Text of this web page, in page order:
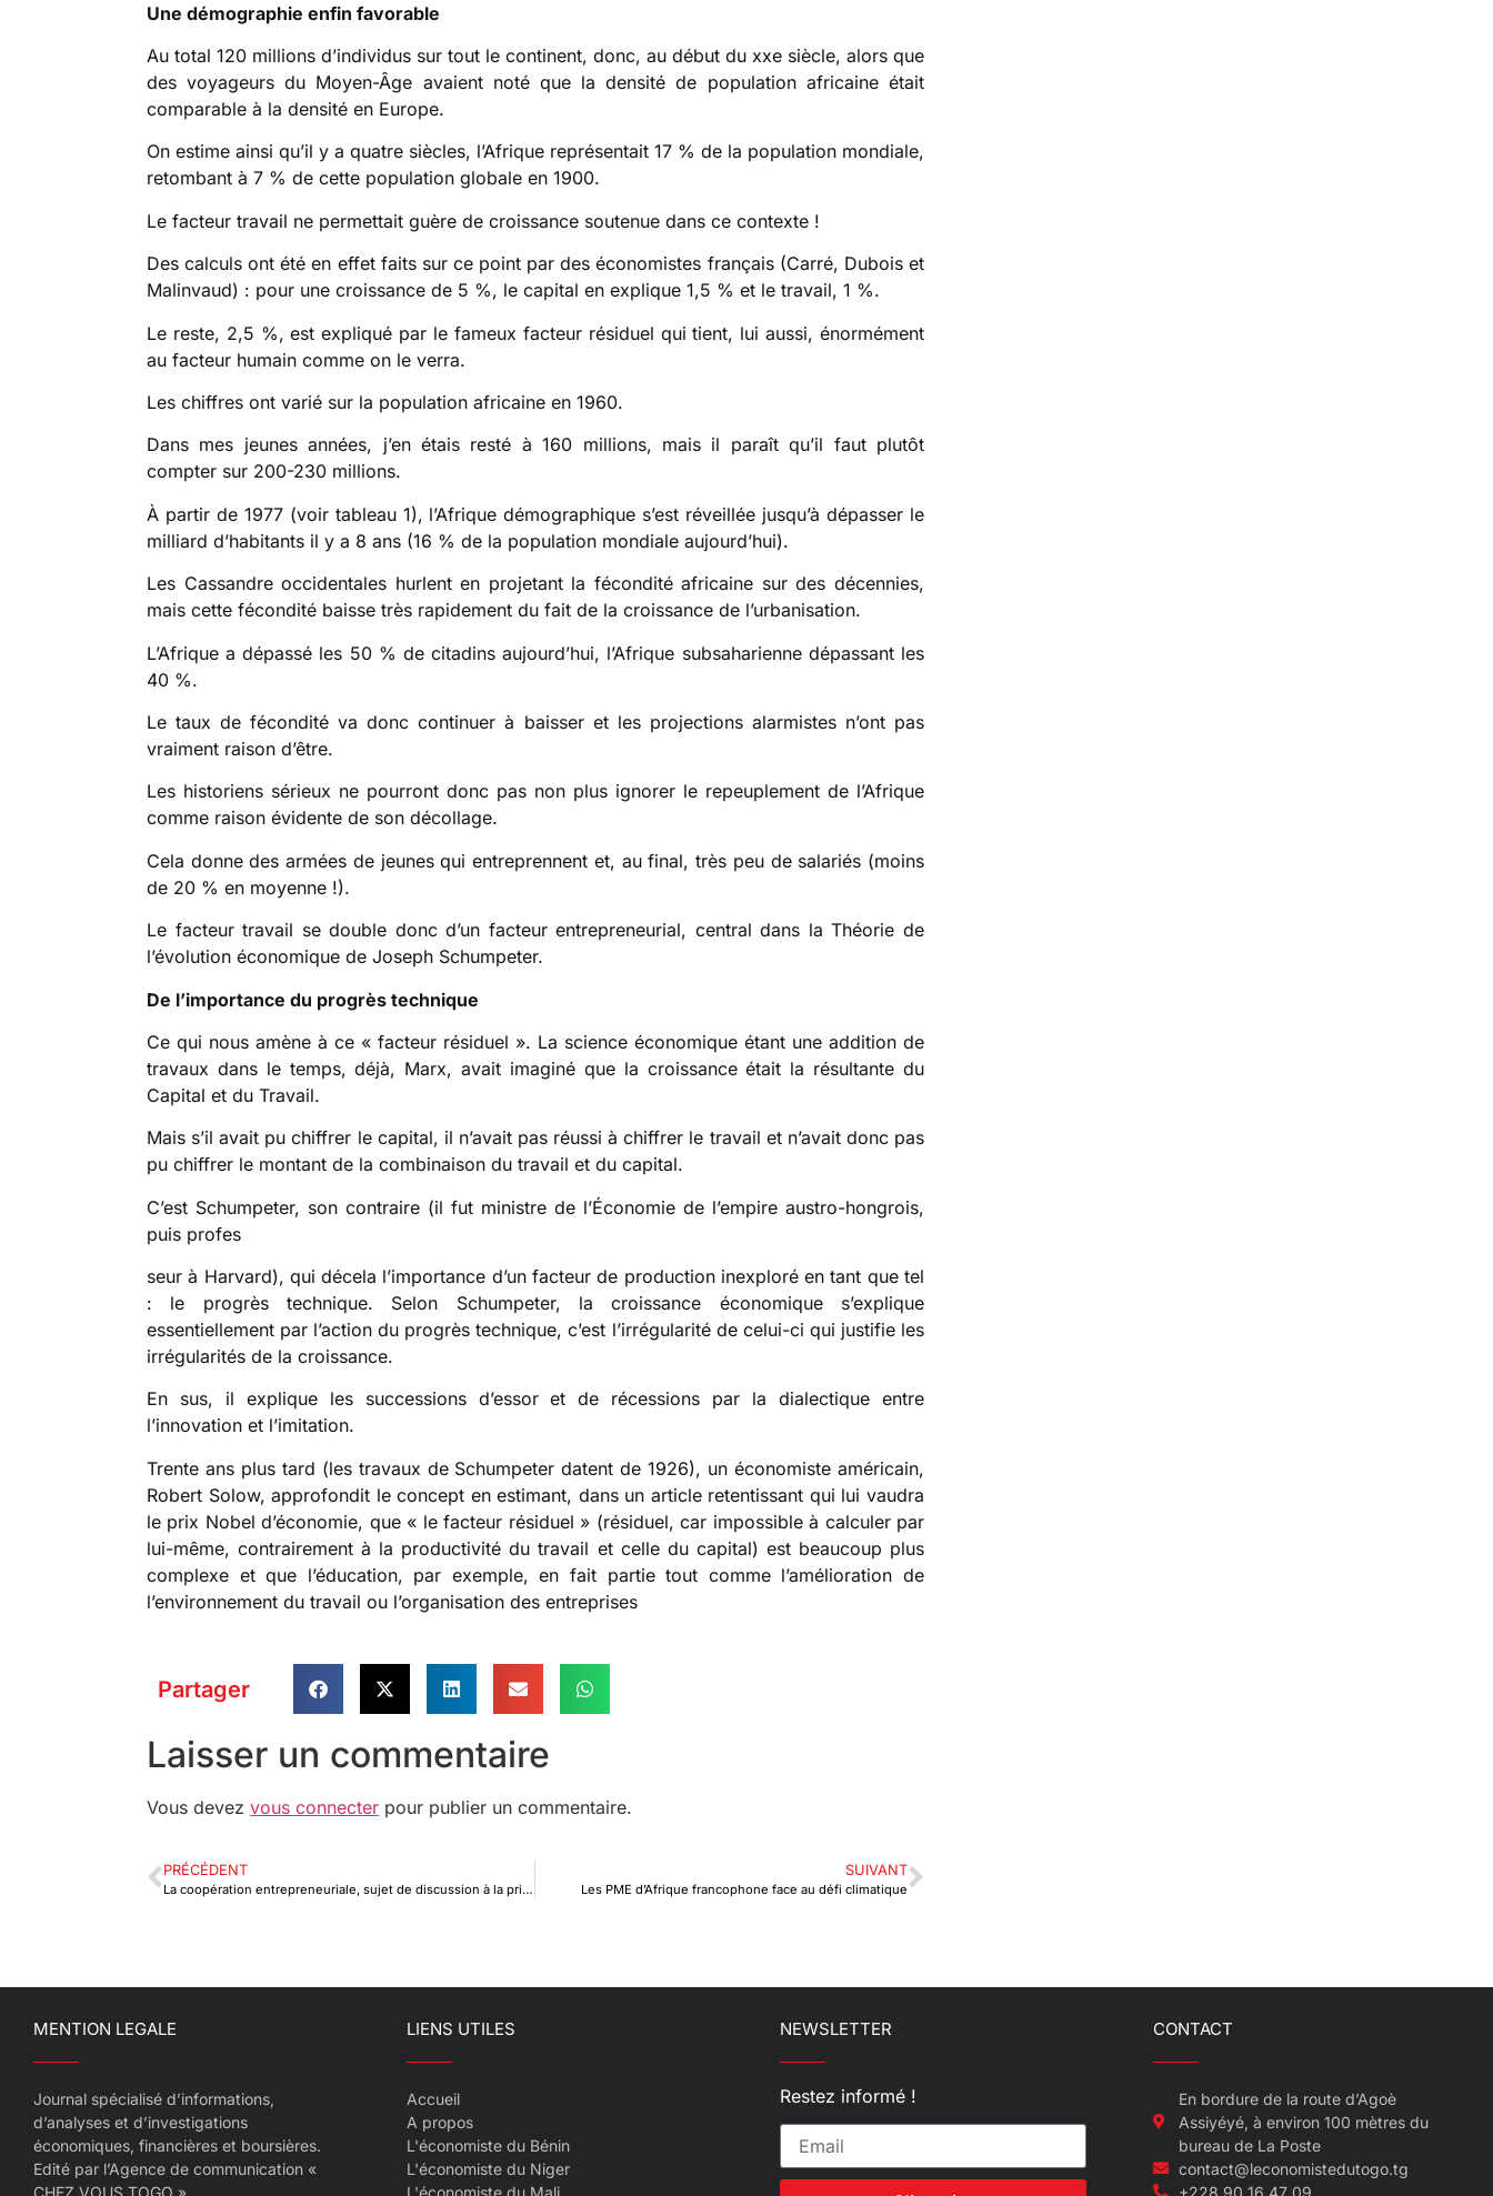
Une démographie enfin favorable
Au total 120 millions d’individus sur tout le continent, donc, au début du xxe siècle, alors que
des voyageurs du Moyen-Âge avaient noté que la densité de population africaine était
comparable à la densité en Europe.
On estime ainsi qu’il y a quatre siècles, l’Afrique représentait 17 % de la population mondiale,
retombant à 7 % de cette population globale en 1900.
Le facteur travail ne permettait guère de croissance soutenue dans ce contexte !
Des calculs ont été en effet faits sur ce point par des économistes français (Carré, Dubois et
Malinvaud) : pour une croissance de 5 %, le capital en explique 1,5 % et le travail, 1 %.
Le reste, 2,5 %, est expliqué par le fameux facteur résiduel qui tient, lui aussi, énormément
au facteur humain comme on le verra.
Les chiffres ont varié sur la population africaine en 1960.
Dans mes jeunes années, j’en étais resté à 160 millions, mais il paraît qu’il faut plutôt
compter sur 200-230 millions.
À partir de 1977 (voir tableau 1), l’Afrique démographique s’est réveillée jusqu’à dépasser le
milliard d’habitants il y a 8 ans (16 % de la population mondiale aujourd’hui).
Les Cassandre occidentales hurlent en projetant la fécondité africaine sur des décennies,
mais cette fécondité baisse très rapidement du fait de la croissance de l’urbanisation.
L’Afrique a dépassé les 50 % de citadins aujourd’hui, l’Afrique subsaharienne dépassant les
40 %.
Le taux de fécondité va donc continuer à baisser et les projections alarmistes n’ont pas
vraiment raison d’être.
Les historiens sérieux ne pourront donc pas non plus ignorer le repeuplement de l’Afrique
comme raison évidente de son décollage.
Cela donne des armées de jeunes qui entreprennent et, au final, très peu de salariés (moins
de 20 % en moyenne !).
Le facteur travail se double donc d’un facteur entrepreneurial, central dans la Théorie de
l’évolution économique de Joseph Schumpeter.
De l’importance du progrès technique
Ce qui nous amène à ce « facteur résiduel ». La science économique étant une addition de
travaux dans le temps, déjà, Marx, avait imaginé que la croissance était la résultante du
Capital et du Travail.
Mais s’il avait pu chiffrer le capital, il n’avait pas réussi à chiffrer le travail et n’avait donc pas
pu chiffrer le montant de la combinaison du travail et du capital.
C’est Schumpeter, son contraire (il fut ministre de l’Économie de l’empire austro-hongrois,
puis profes
seur à Harvard), qui décela l’importance d’un facteur de production inexploré en tant que tel
: le progrès technique. Selon Schumpeter, la croissance économique s’explique
essentiellement par l’action du progrès technique, c’est l’irrégularité de celui-ci qui justifie les
irrégularités de la croissance.
En sus, il explique les successions d’essor et de récessions par la dialectique entre
l’innovation et l’imitation.
Trente ans plus tard (les travaux de Schumpeter datent de 1926), un économiste américain,
Robert Solow, approfondit le concept en estimant, dans un article retentissant qui lui vaudra
le prix Nobel d’économie, que « le facteur résiduel » (résiduel, car impossible à calculer par
lui-même, contrairement à la productivité du travail et celle du capital) est beaucoup plus
complexe et que l’éducation, par exemple, en fait partie tout comme l’amélioration de
l’environnement du travail ou l’organisation des entreprises
Partager
Laisser un commentaire
Vous devez vous connecter pour publier un commentaire.
PRÉCÉDENT
La coopération entrepreneuriale, sujet de discussion à la primature
SUIVANT
Les PME d’Afrique francophone face au défi climatique
MENTION LEGALE
Journal spécialisé d’informations,
d’analyses et d’investigations
économiques, financières et boursières.
Edité par l’Agence de communication «
CHEZ VOUS TOGO »
LIENS UTILES
Accueil
A propos
L'économiste du Bénin
L'économiste du Niger
L'économiste du Mali
NEWSLETTER
Restez informé !
CONTACT
En bordure de la route d’Agoè
Assiyéyé, à environ 100 mètres du
bureau de La Poste
contact@leconomistedutogo.tg
+228 90 16 47 09